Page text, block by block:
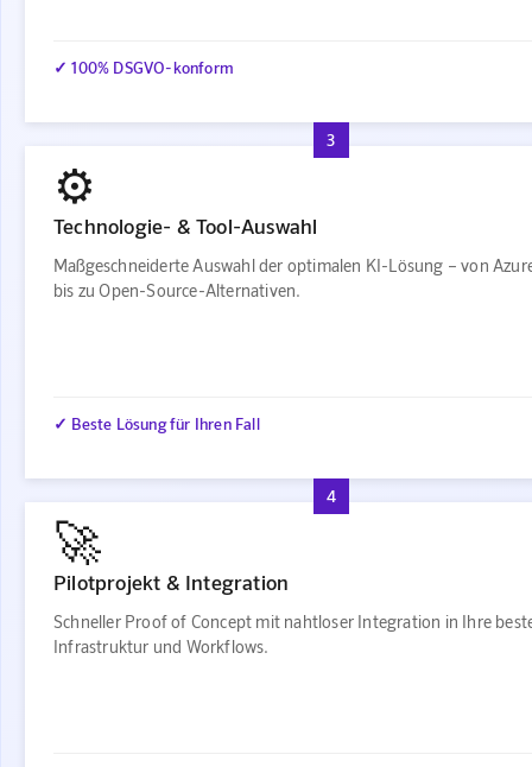
✓ 100% DSGVO-konform
3
⚙️
Technologie- & Tool-Auswahl
Maßgeschneiderte Auswahl der optimalen KI-Lösung – von
bis zu Open-Source-Alternativen.
✓ Beste Lösung für Ihren Fall
4
🚀
Pilotprojekt & Integration
Schneller Proof of Concept mit nahtloser Integration in Ihre
Infrastruktur und Workflows.